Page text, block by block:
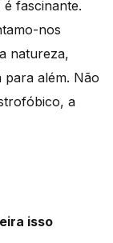
fascinante.
nos
natureza,
para além. Não
a
isso